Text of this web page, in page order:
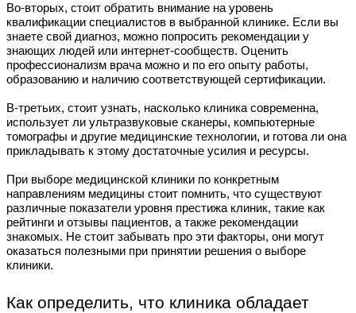
Во-вторых, стоит обратить внимание на уровень
квалификации специалистов в выбранной клинике. Если вы
знаете свой диагноз, можно попросить рекомендации у
знающих людей или интернет-сообществ. Оценить
профессионализм врача можно и по его опыту работы,
образованию и наличию соответствующей сертификации.
В-третьих, стоит узнать, насколько клиника современна,
использует ли ультразвуковые сканеры, компьютерные
томографы и другие медицинские технологии, и готова ли она
прикладывать к этому достаточные усилия и ресурсы.
При выборе медицинской клиники по конкретным
направлениям медицины стоит помнить, что существуют
различные показатели уровня престижа клиник, такие как
рейтинги и отзывы пациентов, а также рекомендации
знакомых. Не стоит забывать про эти факторы, они могут
оказаться полезными при принятии решения о выборе
клиники.
Как определить, что клиника обладает